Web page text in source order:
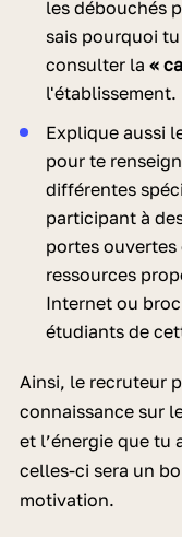
les débouchés
sais pourquoi
consulter la «
l'établissement.
Explique aussi
pour te
différentes
participant à
portes ouvertes
ressources
Internet ou
étudiants de
Ainsi, le recruteur
connaissance sur
et l’énergie que tu
celles-ci sera un
motivation.